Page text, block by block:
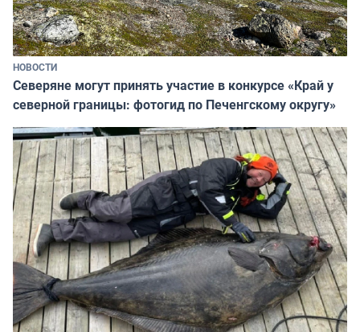
НОВОСТИ
Северяне могут принять участие в конкурсе «Край у
северной границы: фотогид по Печенгскому округу»